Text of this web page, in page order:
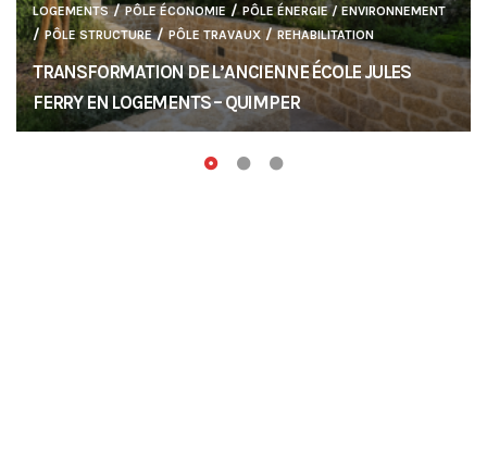
LOGEMENTS/PÔLE ÉCONOMIE / PÔLE ÉNERGIE / ENVIRONNEMENT
/ PÔLE STRUCTURE/PÔLE TRAVAUX/REHABILITATION
TRANSFORMATION DE L’ANCIENNE ÉCOLE JULES
FERRY EN LOGEMENTS – QUIMPER